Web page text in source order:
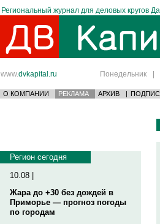
Региональный журнал для деловых кругов
www.dvkapital.ru Понедельник |
О КОМПАНИИ РЕКЛАМА АРХИВ |
Регион сегодня
10.08 |
Жара до +30 без дождей в
Приморье — прогноз погоды
по городам